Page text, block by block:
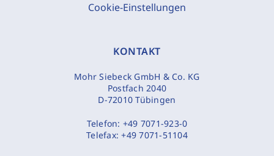
Cookie-Einstellungen
KONTAKT
Mohr Siebeck GmbH & Co. KG
Postfach 2040
D-72010 Tübingen
Telefon: +49 7071-923-0
Telefax:+49 7071-51104